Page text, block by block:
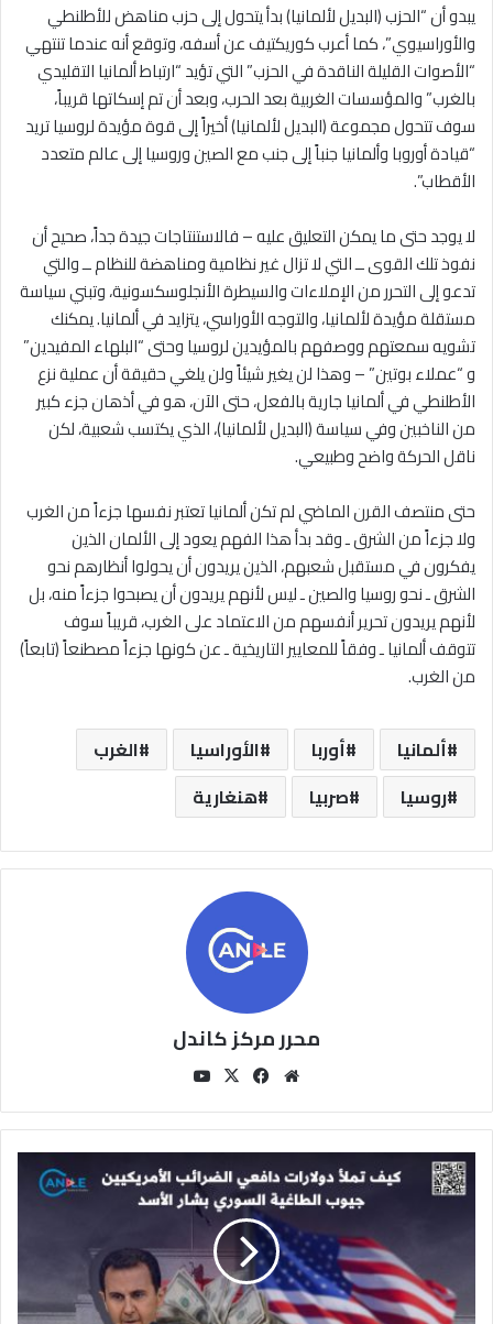
يبدو أن “الحزب (البديل لألمانيا) بدأ يتحول إلى حزب مناهض للأطلنطي
والأوراسيوي”، كما أعرب كوريكتيف عن أسفه، وتوقع أنه عندما تنتهي
“الأصوات القليلة الناقدة في الحزب” التي تؤيد “ارتباط ألمانيا التقليدي
بالغرب” والمؤسسات الغربية بعد الحرب، وبعد أن تم إسكاتها قريباً،
سوف تتحول مجموعة (البديل لألمانيا) أخيراً إلى قوة مؤيدة لروسيا تريد
“قيادة أوروبا وألمانيا جنباً إلى جنب مع الصين وروسيا إلى عالم متعدد
الأقطاب”.
لا يوجد حتى ما يمكن التعليق عليه – فالاستنتاجات جيدة جداً، صحيح أن
نفوذ تلك القوى ــ التي لا تزال غير نظامية ومناهضة للنظام ــ والتي
تدعو إلى التحرر من الإملاءات والسيطرة الأنجلوسكسونية، وتبني سياسة
مستقلة مؤيدة لألمانيا، والتوجه الأوراسي، يتزايد في ألمانيا. يمكنك
تشويه سمعتهم ووصفهم بالمؤيدين لروسيا وحتى “البلهاء المفيدين”
و “عملاء بوتين” – وهذا لن يغير شيئاً ولن يلغي حقيقة أن عملية نزع
الأطلنطي في ألمانيا جارية بالفعل، حتى الآن، هو في أذهان جزء كبير
من الناخبين وفي سياسة (البديل لألمانيا)، الذي يكتسب شعبية، لكن
ناقل الحركة واضح وطبيعي.
حتى منتصف القرن الماضي لم تكن ألمانيا تعتبر نفسها جزءاً من الغرب
ولا جزءاً من الشرق ـ وقد بدأ هذا الفهم يعود إلى الألمان الذين
يفكرون في مستقبل شعبهم، الذين يريدون أن يحولوا أنظارهم نحو
الشرق ـ نحو روسيا والصين ـ ليس لأنهم يريدون أن يصبحوا جزءاً منه، بل
لأنهم يريدون تحرير أنفسهم من الاعتماد على الغرب، قريباً سوف
تتوقف ألمانيا ـ وفقاً للمعايير التاريخية ـ عن كونها جزءاً مصطنعاً (تابعاً)
من الغرب.
ألمانيا أوربا الأوراسيا
الغرب
روسيا
صربيا هنغارية
محرر مركز كاندل
مو
الوي
ب
في
وك
‫X
be